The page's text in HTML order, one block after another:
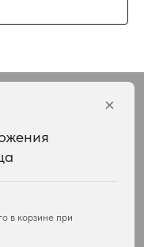
×
в корзине при